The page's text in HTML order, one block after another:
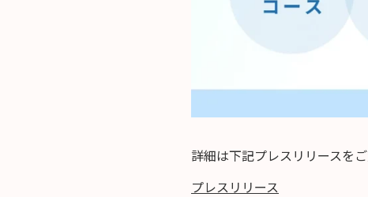
詳細は下記プレスリリースをご
プレスリリース